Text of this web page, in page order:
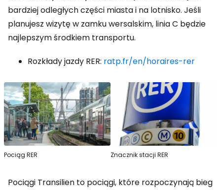
bardziej odległych części miasta i na lotnisko. Jeśli
planujesz wizytę w zamku wersalskim, linia C będzie
najlepszym środkiem transportu.
Rozkłady jazdy RER: ratp.fr/en/horaires-rer
Pociąg RER Znacznik stacji RER
Pociągi Transilien to pociągi, które rozpoczynają bieg